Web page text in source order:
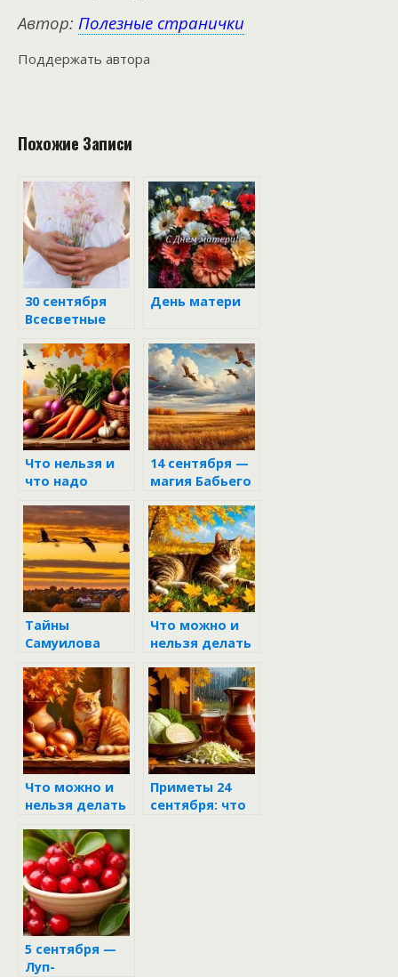
Автор: Полезные странички
Поддержать автора
Похожие Записи
30 сентября
Всесветные
императрицы
День матери
Что нельзя и
что надо
сентября в
Корнилов день
по народным
приметам и
поверьям
14 сентября —
магия Бабьего
женской
мудрости
Тайны
Самуилова
скрывает 2
сентября
Что можно и
нельзя делать
Михайлов день
Что можно и
нельзя делать
Луков день
Приметы 24
сентября: что
5 сентября —
Луп-